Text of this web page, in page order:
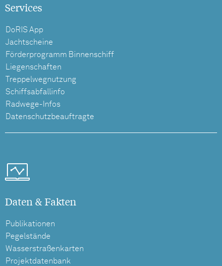
Services
DoRIS App
Jachtscheine
Förderprogramm Binnenschiff
Liegenschaften
Treppelwegnutzung
Schiffsabfallinfo
Radwege-Infos
Datenschutzbeauftragte
Daten & Fakten
Publikationen
Pegelstände
Wasserstraßenkarten
Projektdatenbank